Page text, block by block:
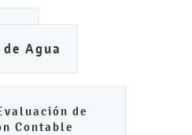
Agua
de
Contable